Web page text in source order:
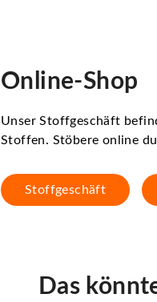
Online-Shop
Unser Stoffgeschäft
Stoffen. Stöbere online
Stoffgeschäft
Das